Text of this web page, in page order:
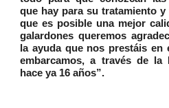
que hay para su tratamiento y
que es posible una mejor
galardones queremos
la ayuda que nos prestáis
embarcamos, a través de la
hace ya 16 años”.